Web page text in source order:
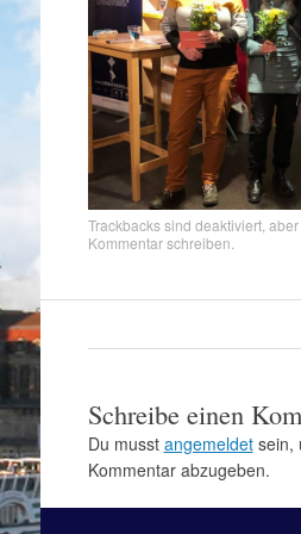
Trackbacks sind deaktiviert,
Kommentar schreiben.
Schreibe einen
Du musst angemeldetsein,
Kommentar abzugeben.